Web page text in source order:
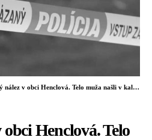
v obci Henclová. Telo muža našli v kaluži krvi, vedľa neho ležala sekera
Henclová. Telo